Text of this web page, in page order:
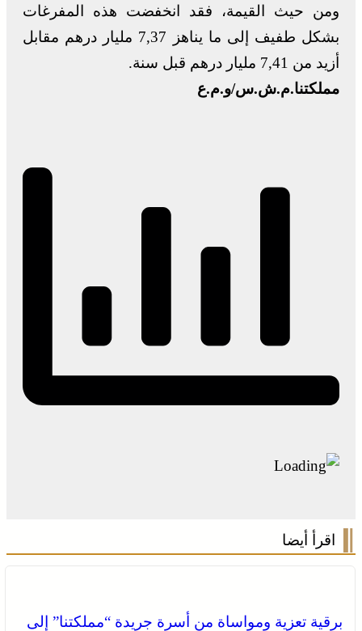
ومن حيث القيمة، فقد انخفضت هذه المفرغات
بشكل طفيف إلى ما يناهز 7,37 مليار درهم مقابل
أزيد من 7,41 مليار درهم قبل سنة.
مملكتنا.م.ش.س/و.م.ع
اقرأ أيضا
برقية تعزية ومواساة من أسرة جريدة “مملكتنا” إلى